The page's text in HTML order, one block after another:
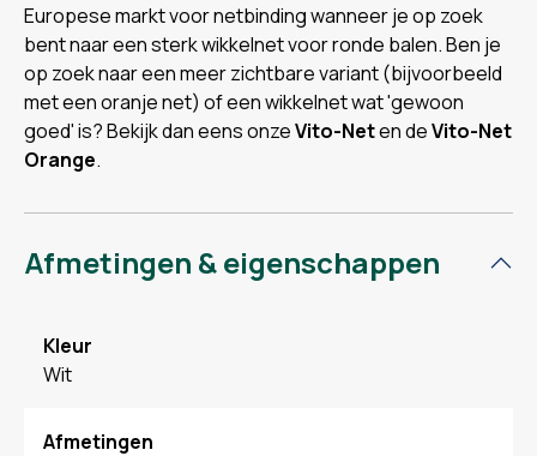
Europese markt voor netbinding wanneer je op zoek
bent naar een sterk wikkelnet voor ronde balen. Ben je
op zoek naar een meer zichtbare variant (bijvoorbeeld
met een oranje net) of een wikkelnet wat 'gewoon
goed' is? Bekijk dan eens onzeVito-Neten deVito-Net
Orange.
Afmetingen & eigenschappen
Kleur
Wit
Afmetingen